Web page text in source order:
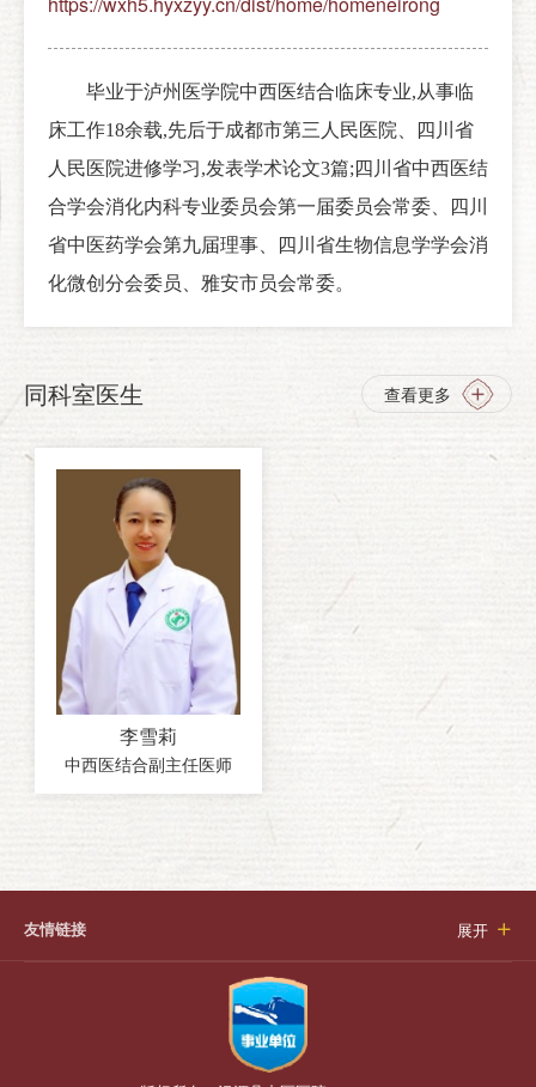
毕业于泸州医学院中西医结合临床专业,从事临
床工作18余载,先后于成都市第三人民医院、四川省
人民医院进修学习,发表学术论文3篇;四川省中西医结
合学会消化内科专业委员会第一届委员会常委、四川
省中医药学会第九届理事、四川省生物信息学学会消
化微创分会委员、雅安市员会常委。
同科室医生 查看更多
李雪莉
中西医结合副主任医师
友情链接 展开 